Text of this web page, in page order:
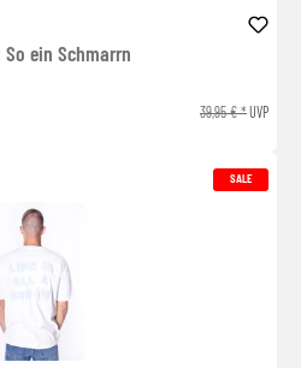
ein Schmarrn
39,95 € *UVP
SALE